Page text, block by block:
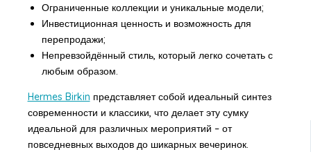
Ограниченные коллекции и уникальные модели;
Инвестиционная ценность и возможность для
перепродажи;
Непревзойдённый стиль, который легко сочетать с
любым образом.
Hermes Birkin представляет собой идеальный синтез
современности и классики, что делает эту сумку
идеальной для различных мероприятий – от
повседневных выходов до шикарных вечеринок.